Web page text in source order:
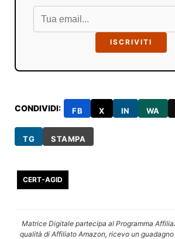
ISCRIVITI
CONDIVIDI: FB X IN WA
TG STAMPA
CERT-AGID
Matrice Digitale partecipa al Programma
qualità di Affiliato Amazon, ricevo un